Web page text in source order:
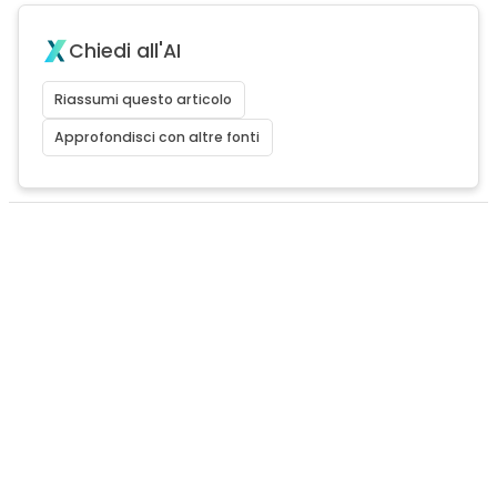
Chiedi all'AI
Riassumi questo articolo
Approfondisci con altre fonti